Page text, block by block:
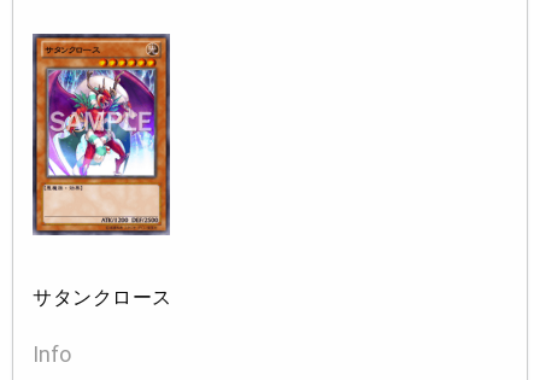
サタンクロース
Info